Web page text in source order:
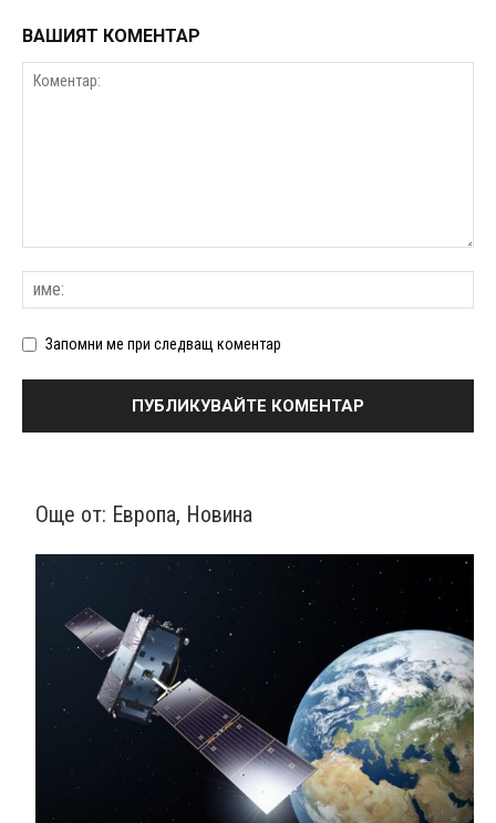
ВАШИЯТ КОМЕНТАР
Запомни ме при следващ коментар
Още от: Европа, Новина